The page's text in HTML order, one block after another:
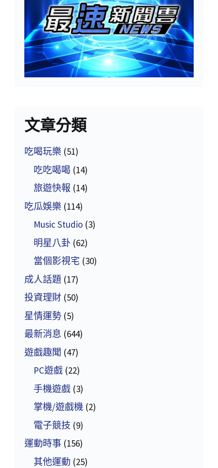
文章分類
吃喝玩樂 (51)
吃吃喝喝 (14)
旅遊快報 (14)
吃瓜娛樂 (114)
Music Studio (3)
明星八卦 (62)
當個影視宅 (30)
成人話題 (17)
投資理財 (50)
星情運勢 (5)
最新消息 (644)
遊戲趣聞 (47)
PC遊戲 (22)
手機遊戲 (3)
掌機/遊戲機 (2)
電子競技 (9)
運動時事 (156)
其他運動 (25)